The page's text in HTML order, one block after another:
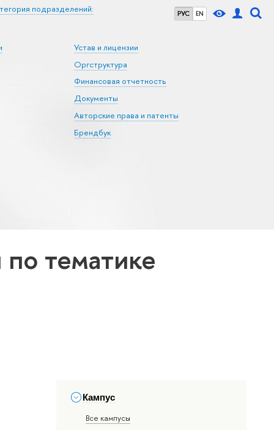
РУС EN
подразделений:
Устав и лицензии
Оргструктура
Финансовая отчетность
Документы
Авторские права и патенты
Брендбук
тематике
Кампус
Все кампусы